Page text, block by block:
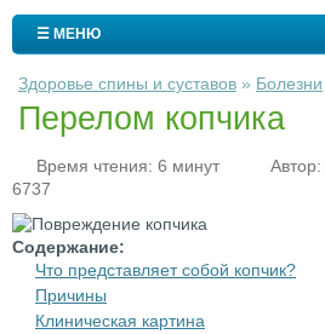
☰ МЕНЮ
Здоровье спины и суставов » Болезни
Перелом копчика
Время чтения: 6 минут Автор:
6737
Содержание:
Что представляет собой копчик?
Причины
Клиническая картина